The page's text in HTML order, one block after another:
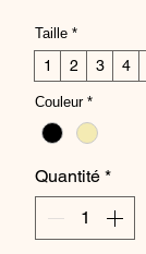
Taille *
1 2 3 4
Couleur *
Quantité *